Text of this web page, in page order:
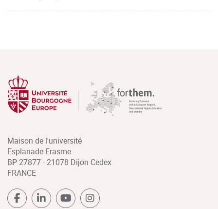
Maison de l'université
Esplanade Erasme
BP 27877 - 21078 Dijon Cedex
FRANCE